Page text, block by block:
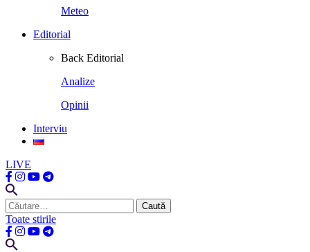
Meteo
Editorial
Back Editorial
Analize
Opinii
Interviu
LIVE
Caută
după:
Toate stirile